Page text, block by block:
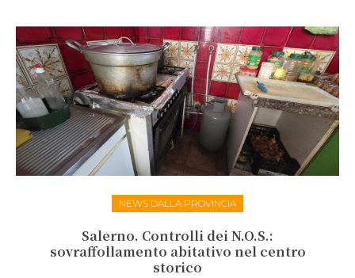
NEWS DALLA PROVINCIA
Salerno. Controlli dei N.O.S.:
sovraffollamento abitativo nel centro
storico